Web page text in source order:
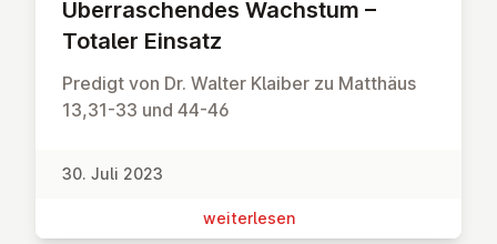
Über­ra­schen­des Wachstum –
Totaler Einsatz
Predigt von Dr. Walter Klaiber zu Matthäus
13,31-33 und 44-46
30. Juli 2023
wei­ter­le­sen